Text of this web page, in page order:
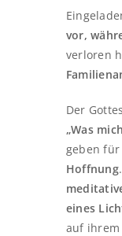
vor,
verloren
Der
„Was
geben für
Hoffnung
eines
auf ihrem